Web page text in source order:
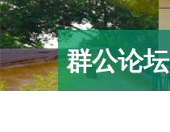
群公论坛